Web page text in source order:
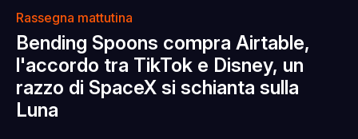
Rassegna mattutina
Bending Spoons compra Airtable,
l'accordo tra TikTok e Disney, un
razzo di SpaceX si schianta sulla
Luna